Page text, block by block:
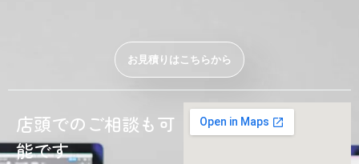
お見積りはこちらから
店頭でのご相談も可
能です